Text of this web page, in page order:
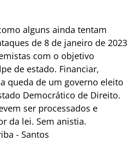
alguns ainda tentam
de 8 de janeiro de 2023
com o objetivo
de estado. Financiar,
queda de um governo eleito
Democrático de Direito.
ser processados e
da lei. Sem anistia.
- Santos